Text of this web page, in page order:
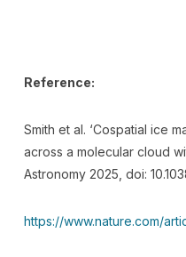
Reference:
Smith et al. ‘Cospatial ice
across a molecular cloud
Astronomy 2025, doi:
https://www.nature.com/